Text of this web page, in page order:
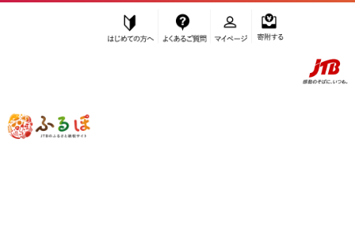
ふるぽ JTBのふるさと納税サイト